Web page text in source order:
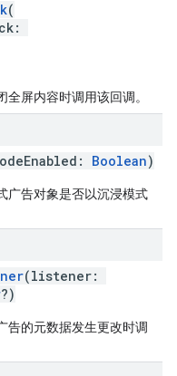
(
屏内容时调用该回调。
Boolean)
广告对象是否以沉浸模式
(listener:
?)
告的元数据发生更改时调